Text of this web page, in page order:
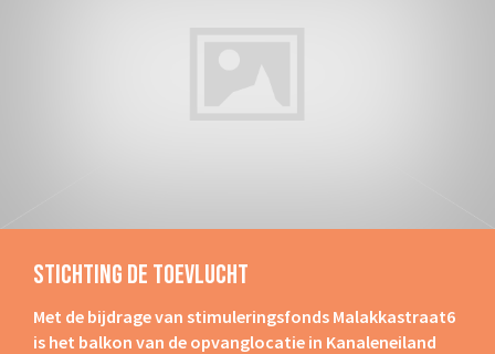
Stichting De Toevlucht
Met de bijdrage van stimuleringsfonds Malakkastraat6
is het balkon van de opvanglocatie in Kanaleneiland